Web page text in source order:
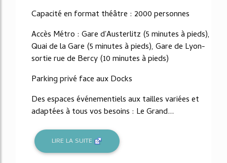
Capacité en format théâtre : 2000 personnes
Accès Métro : Gare d'Austerlitz (5 minutes à pieds),
Quai de la Gare (5 minutes à pieds), Gare de Lyon-
sortie rue de Bercy (10 minutes à pieds)
Parking privé face aux Docks
Des espaces événementiels aux tailles variées et
adaptées à tous vos besoins : Le Grand...
LIRE LA SUITE